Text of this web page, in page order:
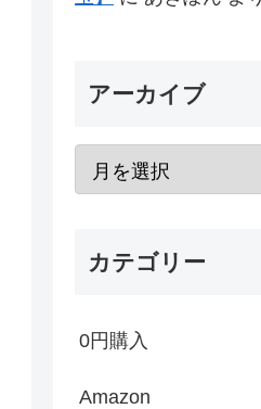
アーカイブ
カテゴリー
0円購入
Amazon